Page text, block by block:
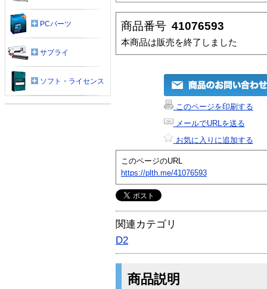
商品番号 41076593
本商品は販売を終了しました
このページを印刷する
メールでURLを送る
お気に入りに追加する
このページのURL
https://plth.me/41076593
関連カテゴリ
D2
商品説明
PCパーツ
サプライ
ソフト・ライセンス